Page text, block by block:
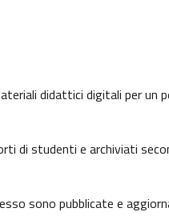
didattici digitali per un
di studenti e archiviati
sono pubblicate e